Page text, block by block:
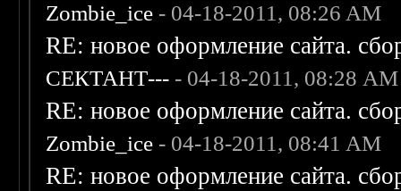
Zombie_ice - 04-18-2011, 08:26 AM
RE: новое оформление сайта.
СЕКТАНТ--- - 04-18-2011, 08:28 AM
RE: новое оформление сайта.
Zombie_ice - 04-18-2011, 08:41 AM
RE: новое оформление сайта.